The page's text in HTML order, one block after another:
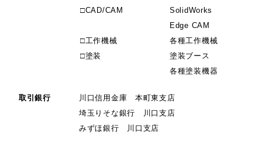
□CAD/CAM
SolidWorks
Edge CAM
□工作機械
各種工作機械
□塗装
塗装ブース
各種塗装機器
取引銀行
川口信用金庫 本町東支店
埼玉りそな銀行 川口支店
みずほ銀行 川口支店